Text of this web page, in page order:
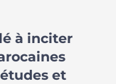
à inciter
et